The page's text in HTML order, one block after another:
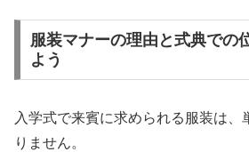
服装マナーの理由と式典での
よう
入学式で来賓に求められる服装は、
りません。